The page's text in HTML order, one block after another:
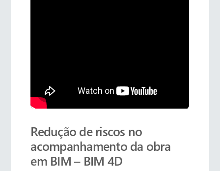
Redução de riscos no
acompanhamento da obra
em BIM – BIM 4D